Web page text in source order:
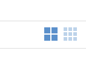
2列表示